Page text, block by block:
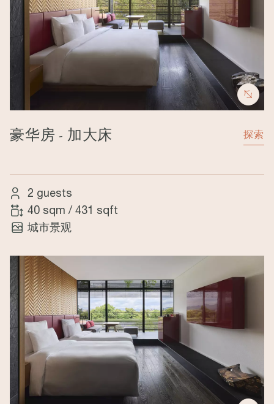
豪华房 - 加大床 探索
2 guests
40 sqm / 431 sqft
城市景观
Image